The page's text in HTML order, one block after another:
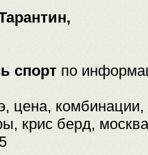
спорт по
цена,
крис берд,